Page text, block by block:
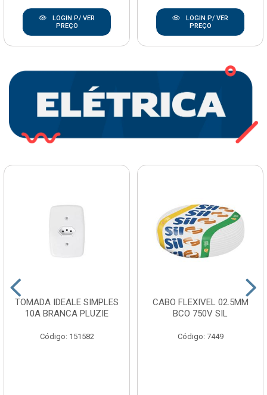
LOGIN P/ VER
PREÇO
LOGIN P/ VER
PREÇO
TOMADA IDEALE SIMPLES
10A BRANCA PLUZIE
Código: 151582
CABO FLEXIVEL 02.5MM
BCO 750V SIL
Código: 7449